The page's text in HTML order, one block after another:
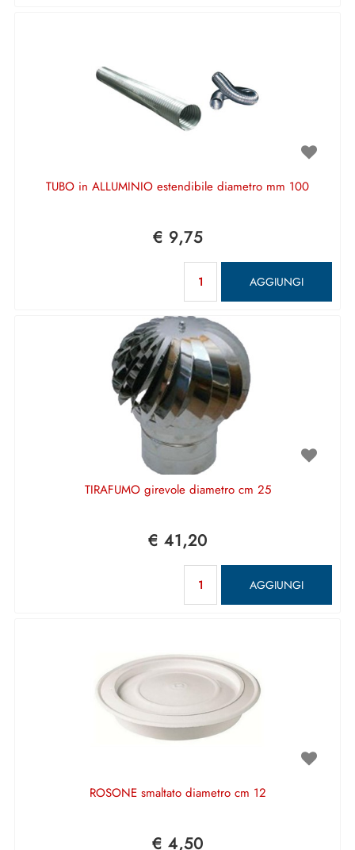
TUBO in ALLUMINIO estendibile diametro mm 100
€ 9,75
AGGIUNGI
TIRAFUMO girevole diametro cm 25
€ 41,20
AGGIUNGI
ROSONE smaltato diametro cm 12
€ 4,50